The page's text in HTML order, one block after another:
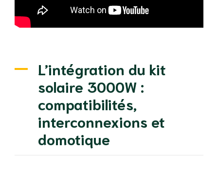
L’intégration du kit
solaire 3000W :
compatibilités,
interconnexions et
domotique